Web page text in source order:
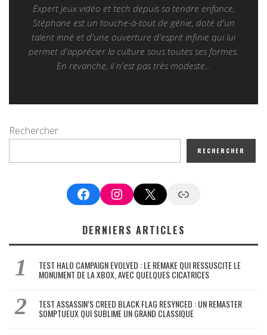
Expert jeux vidéo et tech depuis sa tendre enfance,
Stéphane est un touche-à-tout de génie, doté d'un
talent inné et d'une ouverture d'esprit infinie qui lui
permet d'apprécier la culture sous toutes ses formes.
En revanche, il n'est pas très modeste...
Rechercher
RECHERCHER
FacebookInstagram
X Google News
DERNIERS ARTICLES
TEST HALO CAMPAIGN EVOLVED : LE REMAKE QUI RESSUSCITE LE
MONUMENT DE LA XBOX, AVEC QUELQUES CICATRICES
TEST ASSASSIN’S CREED BLACK FLAG RESYNCED : UN REMASTER
SOMPTUEUX QUI SUBLIME UN GRAND CLASSIQUE